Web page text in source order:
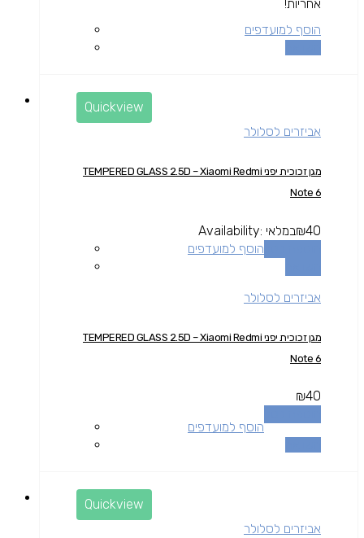
אחריות!
הוסף למועדפים
Quickview
אביזרים לסלולר
מגן זכוכית יפני TEMPERED GLASS 2.5D – Xiaomi Redmi
Note 6
₪40
Availability: במלאי
הוסף למועדפים
אביזרים לסלולר
מגן זכוכית יפני TEMPERED GLASS 2.5D – Xiaomi Redmi
Note 6
₪40
הוסף למועדפים
Quickview
אביזרים לסלולר